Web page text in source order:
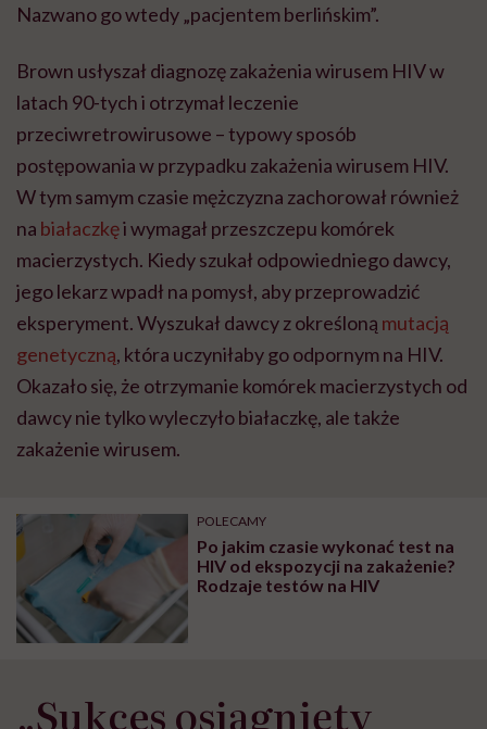
Nazwano go wtedy „pacjentem berlińskim”.
Brown usłyszał diagnozę zakażenia wirusem HIV w
latach 90-tych i otrzymał leczenie
przeciwretrowirusowe – typowy sposób
postępowania w przypadku zakażenia wirusem HIV.
W tym samym czasie mężczyzna zachorował również
na białaczkęi wymagał przeszczepu komórek
macierzystych. Kiedy szukał odpowiedniego dawcy,
jego lekarz wpadł na pomysł, aby przeprowadzić
eksperyment. Wyszukał dawcy z określoną mutacją
genetyczną, która uczyniłaby go odpornym na HIV.
Okazało się, że otrzymanie komórek macierzystych od
dawcy nie tylko wyleczyło białaczkę, ale także
zakażenie wirusem.
POLECAMY
Po jakim czasie wykonać test na
HIV od ekspozycji na zakażenie?
Rodzaje testów na HIV
„Sukces osiągnięty